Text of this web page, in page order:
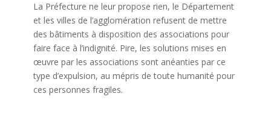
La Préfecture ne leur propose rien, le Département
et les villes de l’agglomération refusent de mettre
des bâtiments à disposition des associations pour
faire face à l’indignité. Pire, les solutions mises en
œuvre par les associations sont anéanties par ce
type d’expulsion, au mépris de toute humanité pour
ces personnes fragiles.